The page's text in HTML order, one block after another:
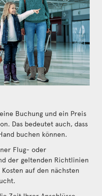
Buchung und ein Preis
Das bedeutet auch, dass
buchen können.
Flug- oder
der geltenden Richtlinien
auf den nächsten